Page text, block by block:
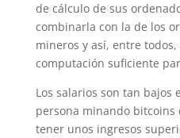
de cálculo de sus
combinarla con la de los
mineros y así, entre
computación suficiente
Los salarios son tan bajos
persona minando bitcoins
tener unos ingresos